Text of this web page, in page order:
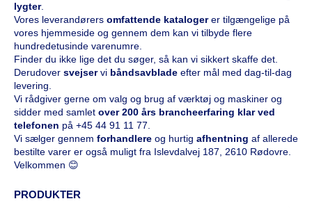
lygter.
Vores leverandørers omfattende katalogerer tilgængelige på
vores hjemmeside og gennem dem kan vi tilbyde flere
hundredetusinde varenumre.
Finder du ikke lige det du søger, så kan vi sikkert skaffe det.
Derudover svejservi båndsavblade efter mål med dag-til-dag
levering.
Vi rådgiver gerne om valg og brug af værktøj og maskiner og
sidder med samlet over 200 års brancheerfaring klar ved
telefonen på +45 44 91 11 77
Vi sælger gennem forhandlere og hurtig afhentning af allerede
bestilte varer er også muligt fra Islevdalvej 187, 2610 Rødovre.
Velkommen 😊
PRODUKTER